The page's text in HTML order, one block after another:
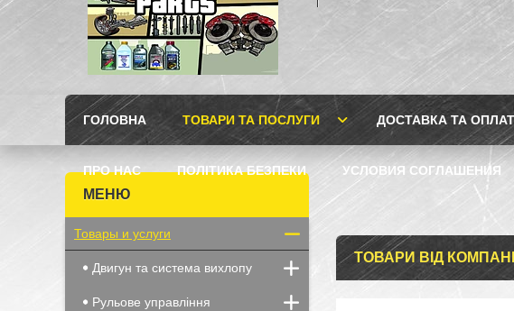
ГОЛОВНА ТОВАРИ ТА ПОСЛУГИ ДОСТАВКА ТА
ПРО НАС ПОЛІТИКА БЕЗПЕКИ УСЛОВИЯ СОГЛАШЕНИЯ
ТОВАРИ ВІД
Товары и услуги
Двигун та система вихлопу
Рульове управління